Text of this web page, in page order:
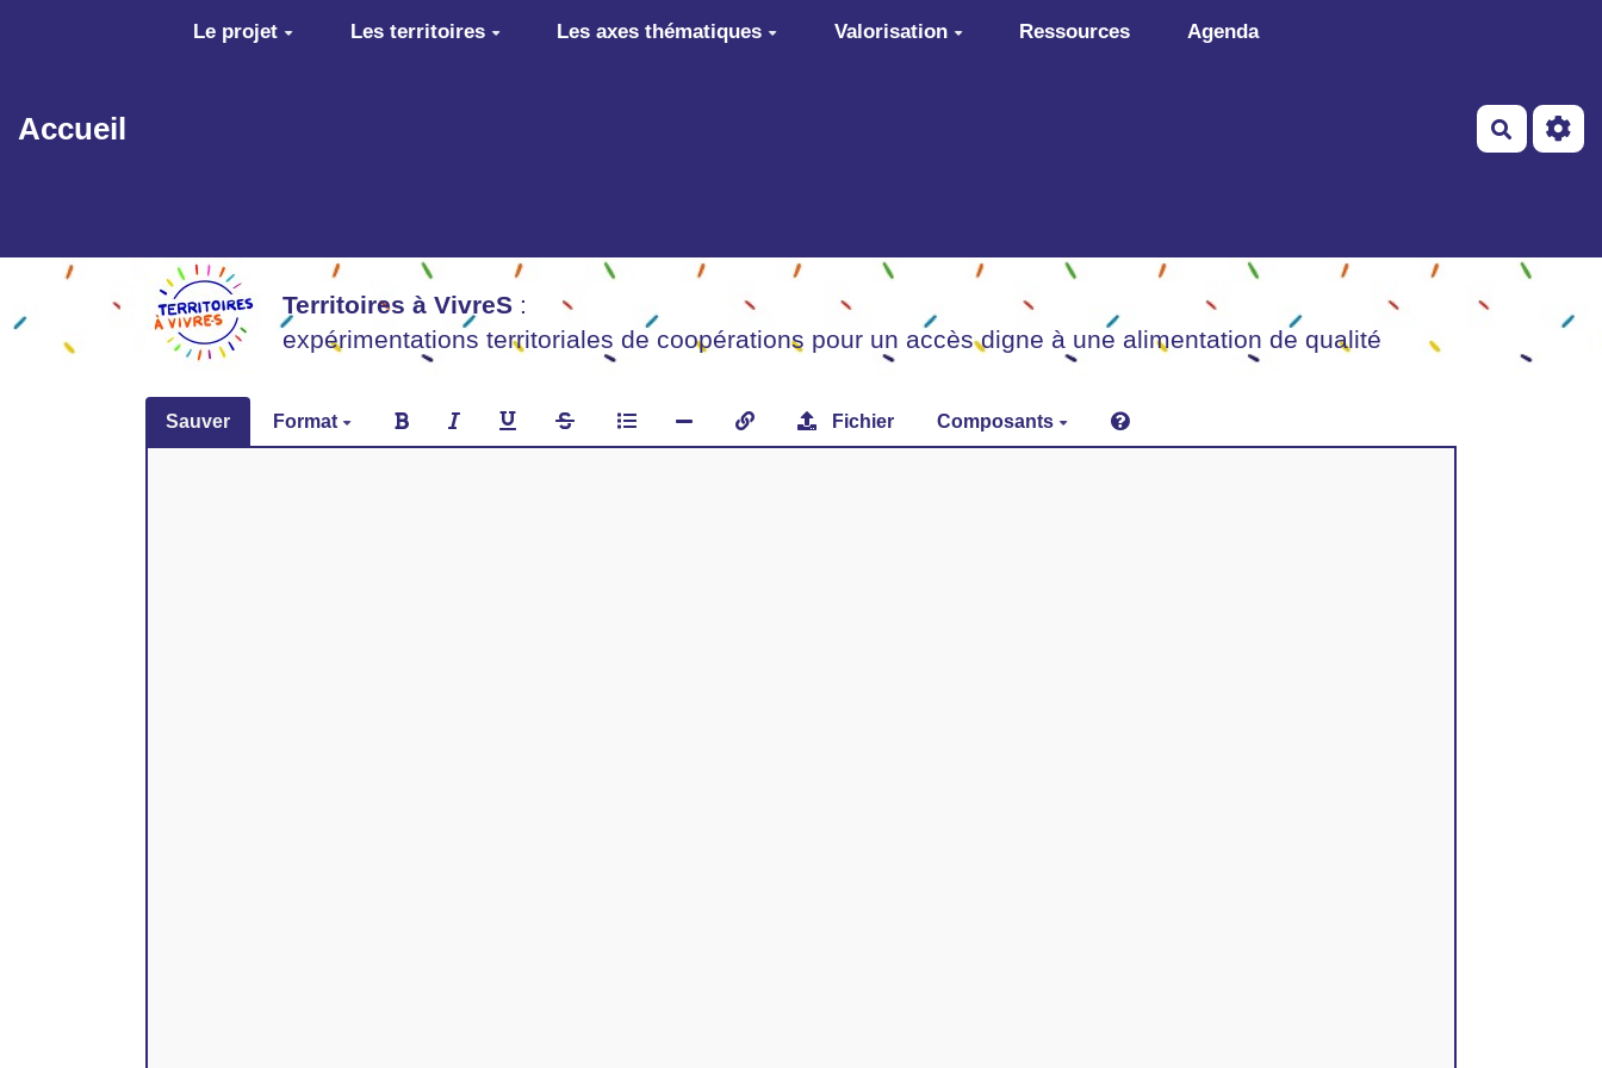
Aller au contenu principal
Accueil
Le projet Les territoires Les axes thématiques Valorisation Ressources Agenda
Territoires à VivreS :
expérimentations territoriales de coopérations pour un accès digne à une alimentation de qualité
Sauver Format Fichier Composants